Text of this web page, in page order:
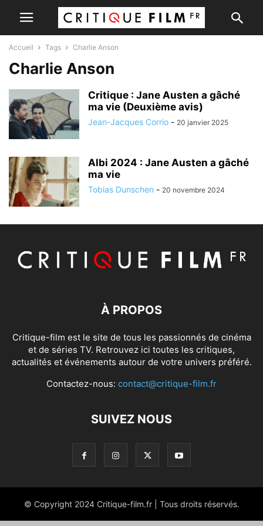
Accueil Tags Charlie Anson
Charlie Anson
Critique : Jane Austen a gâché
ma vie (Deuxième avis)
Jean-Jacques Corrio - 20 janvier 2025
Albi 2024 : Jane Austen a gâché
ma vie
Tobias Dunschen - 20 novembre 2024
À PROPOS
Critique-film est le site de tous les passionnés de cinéma
et de séries TV. Retrouvez ici toutes les critiques,
actualités et événements autour de votre univers préféré.
Contactez-nous: contact@critique-film.fr
SUIVEZ NOUS
© Copyright 2024 Critique-film.fr | Tous droits réservés.